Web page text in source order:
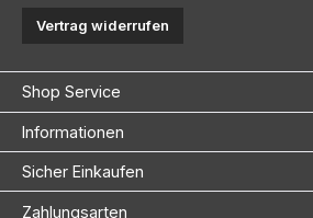
Vertrag widerrufen
Shop Service
Informationen
Sicher Einkaufen
Zahlungsarten